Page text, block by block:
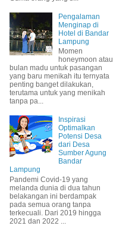
Pengalaman
Menginap di
Hotel di Bandar
Lampung
Momen
honeymoon atau
bulan madu untuk pasangan
yang baru menikah itu ternyata
penting banget dilakukan,
terutama untuk yang menikah
tanpa pa...
Inspirasi
Optimalkan
Potensi Desa
dari Desa
Sumber Agung
Bandar
Lampung
Pandemi Covid-19 yang
melanda dunia di dua tahun
belakangan ini berdampak
pada semua orang tanpa
terkecuali. Dari 2019 hingga
2021 dan 2022 ...